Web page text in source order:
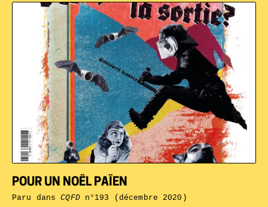
POUR UN NOËL PAÏEN
Paru dansCQFDn°193 (décembre 2020)